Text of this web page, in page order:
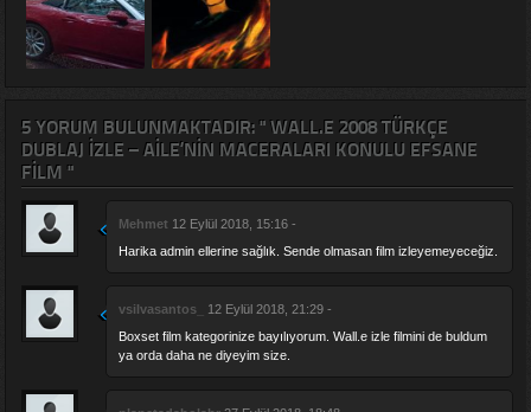
5 YORUM BULUNMAKTADIR: " WALL.E 2008 TÜRKÇE
DUBLAJ IZLE – AILE’NIN MACERALARI KONULU EFSANE
FILM "
Mehmet 12 Eylül 2018, 15:16 -
Harika admin ellerine sağlık. Sende olmasan film izleyemeyeceğiz.
vsilvasantos_
12 Eylül 2018, 21:29 -
Boxset film kategorinize bayılıyorum. Wall.e izle filmini de buldum
ya orda daha ne diyeyim size.